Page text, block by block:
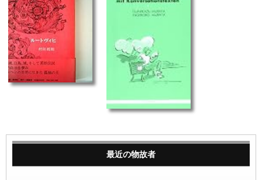
最近の物故者